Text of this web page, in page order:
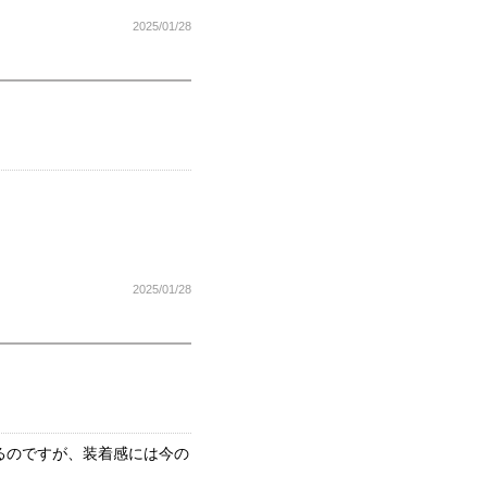
2025/01/28
2025/01/28
ですが、装着感には今の